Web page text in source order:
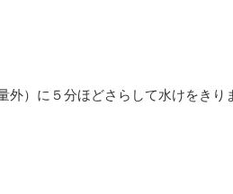
）に５分ほどさらして水けをきり